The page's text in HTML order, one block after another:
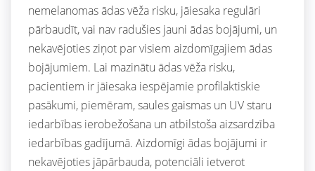
nemelanomas ādas vēža risku, jāiesaka regulāri
pārbaudīt, vai nav radušies jauni ādas bojājumi, un
nekavējoties ziņot par visiem aizdomīgajiem ādas
bojājumiem. Lai mazinātu ādas vēža risku,
pacientiem ir jāiesaka iespējamie profilaktiskie
pasākumi, piemēram, saules gaismas un UV staru
iedarbības ierobežošana un atbilstoša aizsardzība
iedarbības gadījumā. Aizdomīgi ādas bojājumi ir
nekavējoties jāpārbauda, potenciāli ietverot